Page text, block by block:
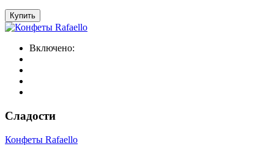
Купить
Включено:
Сладости
Конфеты Rafaello